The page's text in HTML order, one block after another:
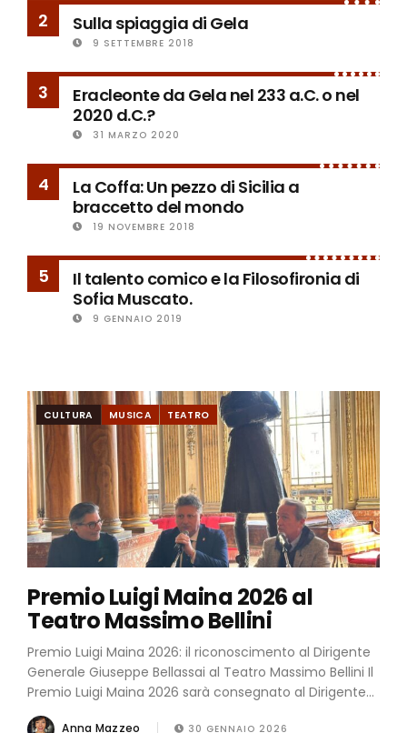
2 Sulla spiaggia di Gela
9 SETTEMBRE 2018
3
Eracleonte da Gela nel 233 a.C. o nel
2020 d.C.?
31 MARZO 2020
4
La Coffa: Un pezzo di Sicilia a
braccetto del mondo
19 NOVEMBRE 2018
5
Il talento comico e la Filosofironia di
Sofia Muscato.
9 GENNAIO 2019
CULTURA MUSICA TEATRO
Premio Luigi Maina 2026 al
Teatro Massimo Bellini
Premio Luigi Maina 2026: il riconoscimento al Dirigente
Generale Giuseppe Bellassai al Teatro Massimo Bellini Il
Premio Luigi Maina 2026 sarà consegnato al Dirigente...
Anna Mazzeo 30 GENNAIO 2026